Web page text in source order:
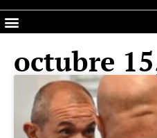
octubre